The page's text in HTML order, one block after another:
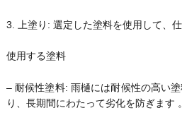
3. 上塗り: 選定した塗料を使用して、
使用する塗料
– 耐候性塗料: 雨樋には耐候性の高い
り、長期間にわたって劣化を防ぎます 。